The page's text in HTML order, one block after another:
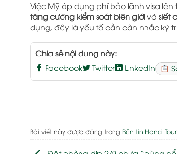
Việc Mỹ áp dụng phí bảo lãnh visa lên
tăng cường kiểm soát biên giớivà siết
dụng, đây là yếu tố cần cân nhắc kỹ
Chia sẻ nội dung này:
Facebook
Twitter LinkedIn
Bài viết này được đăng trong Bản tin Hanoi